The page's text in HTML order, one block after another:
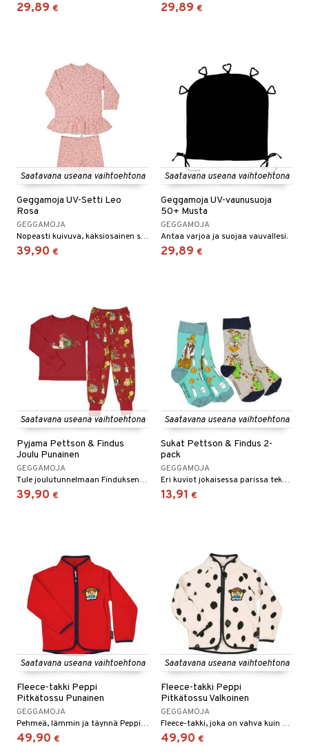
29,89 € 29,89 €
Saatavana useana vaihtoehtona
Geggamoja UV-Setti Leo
Rosa
GEGGAMOJA
Nopeasti kuivuva, kaksiosainen setti, jossa on aurinkosuojakerroin UV 50+.
39,90 €
Saatavana useana vaihtoehtona
Geggamoja UV-vaunusuoja
50+ Musta
GEGGAMOJA
Antaa varjoa ja suojaa vauvallesi.
29,89 €
Saatavana useana vaihtoehtona
Pyjama Pettson & Findus
Joulu Punainen
GEGGAMOJA
Tule joulutunnelmaan Finduksen kanssa!
39,90 €
Saatavana useana vaihtoehtona
Sukat Pettson & Findus 2-
pack
GEGGAMOJA
Eri kuviot jokaisessa parissa tekevät sukkien valitsemisesta aamulla erityisen hauskaa!
13,91 €
Saatavana useana vaihtoehtona
Fleece-takki Peppi
Pitkätossu Punainen
GEGGAMOJA
Pehmeä, lämmin ja täynnä Peppi-taikaa!
49,90 €
Saatavana useana vaihtoehtona
Fleece-takki Peppi
Pitkätossu Valkoinen
GEGGAMOJA
Fleece-takki, joka on vahva kuin Pikku-Ukko!
49,90 €